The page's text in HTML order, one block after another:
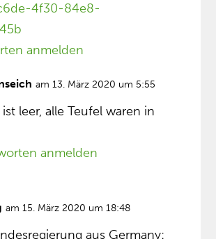
4f30-84e8-
anmelden
am 13. März 2020 um 5:55
leer, alle Teufel waren in
anmelden
am 15. März 2020 um 18:48
aus Germany: